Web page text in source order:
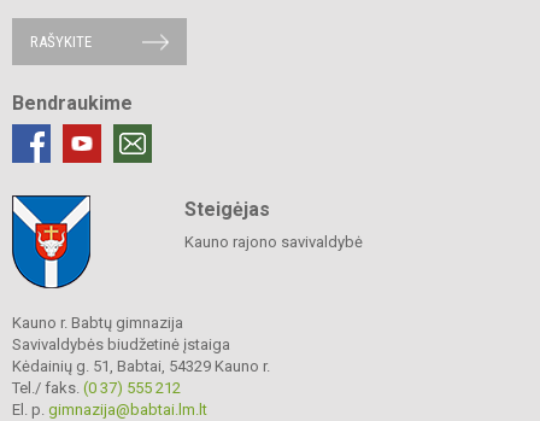
RAŠYKITE
Bendraukime
Steigėjas
Kauno rajono savivaldybė
Kauno r. Babtų gimnazija
Savivaldybės biudžetinė įstaiga
Kėdainių g. 51, Babtai, 54329 Kauno r.
Tel./ faks. (0 37) 555 212
El. p. gimnazija@babtai.lm.lt